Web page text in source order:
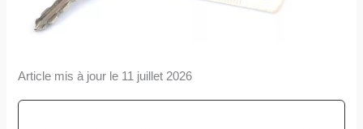
Article mis à jour le 11 juillet 2026